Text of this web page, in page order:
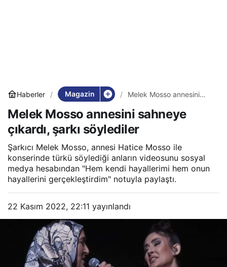
Haberler Magazin
Melek Mosso annesini
söylediler
Melek Mosso annesini sahneye
çıkardı, şarkı söylediler
Şarkıcı Melek Mosso, annesi Hatice Mosso ile
konserinde türkü söylediği anların videosunu sosyal
medya hesabından "Hem kendi hayallerimi hem onun
hayallerini gerçekleştirdim" notuyla paylaştı.
22 Kasım 2022, 22:11 yayınlandı